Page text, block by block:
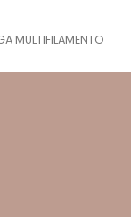
MULTIFILAMENTO